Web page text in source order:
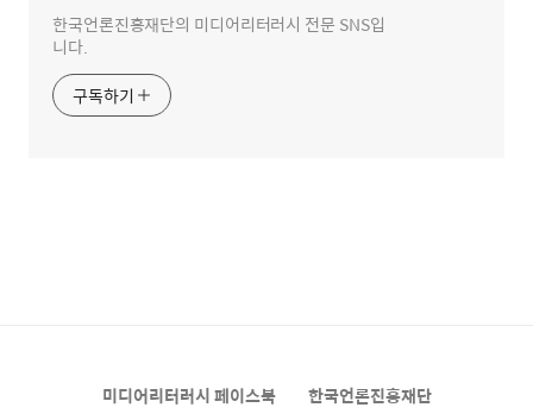
한국언론진흥재단의 미디어리터러시 전문 SNS입
니다.
구독하기
미디어리터러시 페이스북 한국언론진흥재단